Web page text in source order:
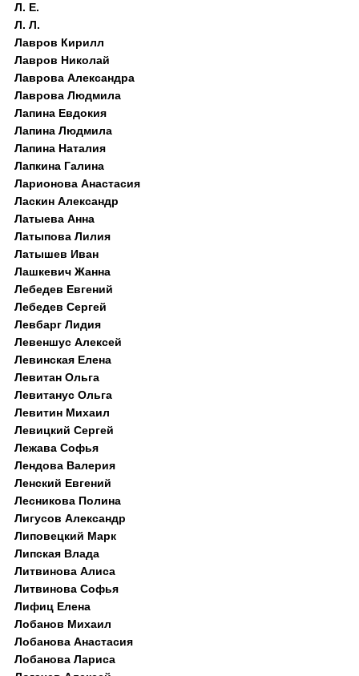
Л. Е.
Л. Л.
Лавров Кирилл
Лавров Николай
Лаврова Александра
Лаврова Людмила
Лапина Евдокия
Лапина Людмила
Лапина Наталия
Лапкина Галина
Ларионова Анастасия
Ласкин Александр
Латыева Анна
Латыпова Лилия
Латышев Иван
Лашкевич Жанна
Лебедев Евгений
Лебедев Сергей
Левбарг Лидия
Левеншус Алексей
Левинская Елена
Левитан Ольга
Левитанус Ольга
Левитин Михаил
Левицкий Сергей
Лежава Софья
Лендова Валерия
Ленский Евгений
Лесникова Полина
Лигусов Александр
Липовецкий Марк
Липская Влада
Литвинова Алиса
Литвинова Софья
Лифиц Елена
Лобанов Михаил
Лобанова Анастасия
Лобанова Лариса